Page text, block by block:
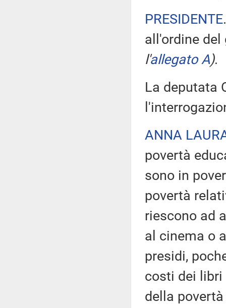
PRESIDENTE
all'ordine
l'allegato A).
La deputata
ANNA
povertà
sono in
povertà
riescono ad
al cinema o
presidi,
costi dei libri
della